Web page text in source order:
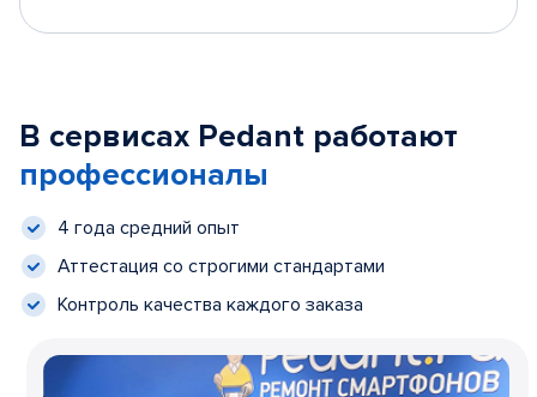
В сервисах Pedant работают
профессионалы
4 года средний опыт
Аттестация со строгими стандартами
Контроль качества каждого заказа